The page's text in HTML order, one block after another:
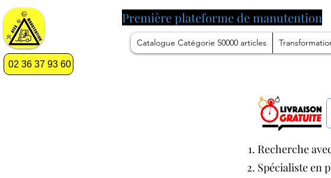
Catalogue Catégorie 50000 articles
02 36 37 93 60
Première plateforme de manutention
Recherche
Spécialiste en